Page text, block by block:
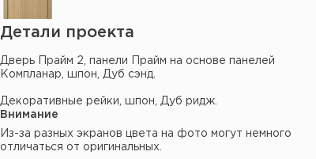
Детали проекта
Дверь Прайм 2, панели Прайм на основе панелей
Компланар, шпон, Дуб сэнд.
Декоративные рейки, шпон, Дуб ридж.
Внимание
Из-за разных экранов цвета на фото могут немного
отличаться от оригинальных.